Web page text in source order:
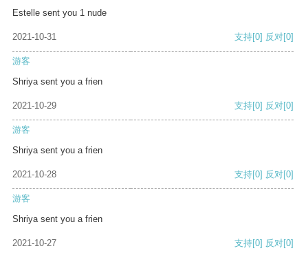
Estelle sent you 1 nude
2021-10-31 支持[0] 反对[0]
游客
Shriya sent you a frien
2021-10-29 支持[0] 反对[0]
游客
Shriya sent you a frien
2021-10-28 支持[0] 反对[0]
游客
Shriya sent you a frien
2021-10-27 支持[0] 反对[0]